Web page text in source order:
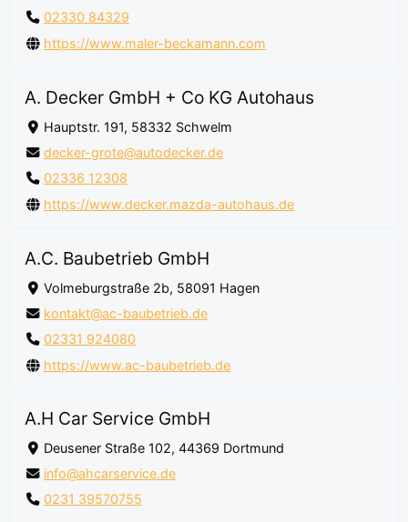
02330 84329
https://www.maler-beckamann.com
A. Decker GmbH + Co KG Autohaus
Hauptstr. 191, 58332 Schwelm
decker-grote@autodecker.de
02336 12308
https://www.decker.mazda-autohaus.de
A.C. Baubetrieb GmbH
Volmeburgstraße 2b, 58091 Hagen
kontakt@ac-baubetrieb.de
02331 924080
https://www.ac-baubetrieb.de
A.H Car Service GmbH
Deusener Straße 102, 44369 Dortmund
info@ahcarservice.de
0231 39570755